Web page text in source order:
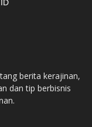
berita kerajinan,
dan tip berbisnis